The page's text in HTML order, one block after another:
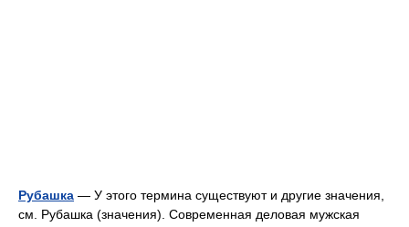
Рубашка — У этого термина существуют и другие значения,
см. Рубашка (значения). Современная деловая мужская